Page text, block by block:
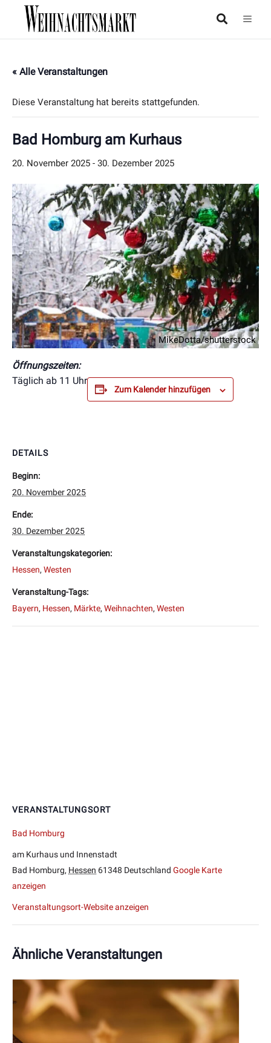
« Alle Veranstaltungen
Diese Veranstaltung hat bereits stattgefunden.
Bad Homburg am Kurhaus
20. November 2025 - 30. Dezember 2025
MikeDotta/shutterstock
Öffnungszeiten:
Täglich ab 11 Uhr
Zum Kalender hinzufügen
DETAILS
Beginn:
20. November 2025
Ende:
30. Dezember 2025
Veranstaltungskategorien:
Hessen, Westen
Veranstaltung-Tags:
Bayern, Hessen, Märkte, Weihnachten, Westen
VERANSTALTUNGSORT
Bad Homburg
am Kurhaus und Innenstadt
Bad Homburg, Hessen 61348 Deutschland Google Karte
anzeigen
Veranstaltungsort-Website anzeigen
Ähnliche Veranstaltungen